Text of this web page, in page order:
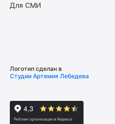
Для СМИ
Логотип сделан в
Студии Артемия Лебедева